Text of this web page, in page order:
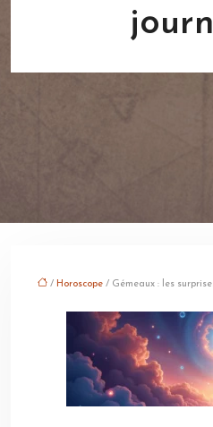
/ Horoscope / Gémeaux : les